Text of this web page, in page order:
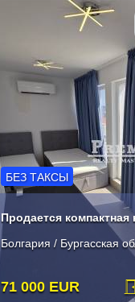
БЕЗ ТАКСЫ
Болгария / Бургасская
71 000 EUR